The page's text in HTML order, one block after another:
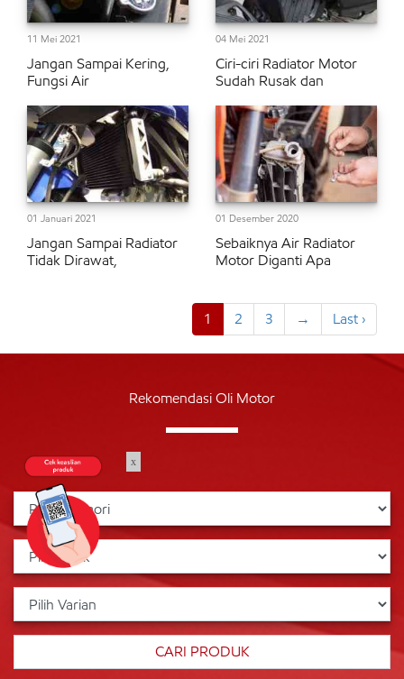
11 Mei 2021
Jangan Sampai Kering,
Fungsi Air
04 Mei 2021
Ciri-ciri Radiator Motor
Sudah Rusak dan
01 Januari 2021
Jangan Sampai Radiator
Tidak Dirawat,
01 Desember 2020
Sebaiknya Air Radiator
Motor Diganti Apa
1 2 3 → Last ›
Rekomendasi Oli Motor
x